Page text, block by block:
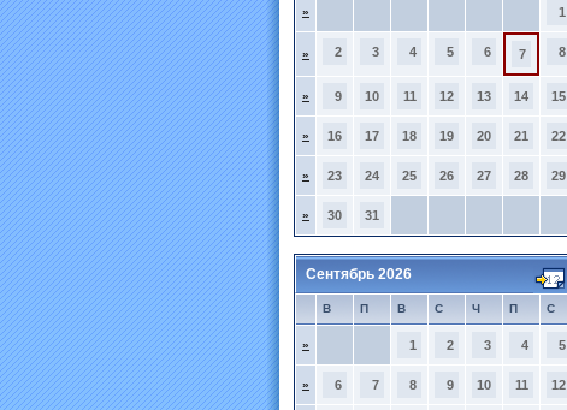
» 1
» 2 3 4 5 6 7 8
» 9 10 11 12 13 14 15
» 16 17 18 19 20 21 22
» 23 24 25 26 27 28 29
» 30 31
Сентябрь 2026
В П В С Ч П С
» 1 2 3 4 5
» 6 7 8 9 10 11 12